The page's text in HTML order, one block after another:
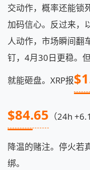
交动作，概率还能锁
加码信心。反过来，
人动作，市场瞬间翻
钉，4月30日更稳。
就能砸盘。XRP报
$84.65 （24h
降温的赌注。停火若
绑。